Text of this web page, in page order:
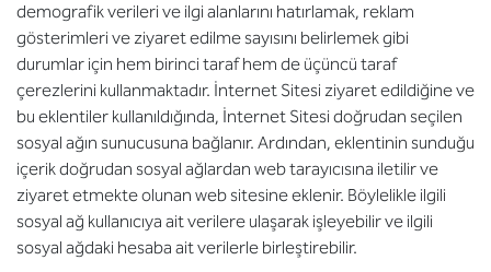
demografik verileri ve ilgi alanlarını hatırlamak, reklam
gösterimleri ve ziyaret edilme sayısını belirlemek gibi
durumlar için hem birinci taraf hem de üçüncü taraf
çerezlerini kullanmaktadır. İnternet Sitesi ziyaret edildiğine ve
bu eklentiler kullanıldığında, İnternet Sitesi doğrudan seçilen
sosyal ağın sunucusuna bağlanır. Ardından, eklentinin sunduğu
içerik doğrudan sosyal ağlardan web tarayıcısına iletilir ve
ziyaret etmekte olunan web sitesine eklenir. Böylelikle ilgili
sosyal ağ kullanıcıya ait verilere ulaşarak işleyebilir ve ilgili
sosyal ağdaki hesaba ait verilerle birleştirebilir.